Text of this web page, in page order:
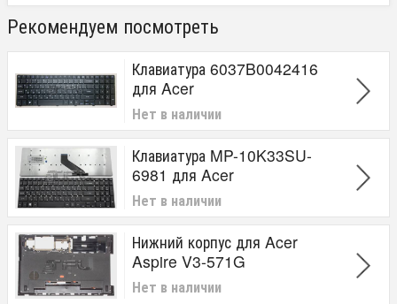
Рекомендуем посмотреть
Клавиатура 6037B0042416
для Acer
Нет в наличии
Клавиатура MP-10K33SU-
6981 для Acer
Нет в наличии
Нижний корпус для Acer
Aspire V3-571G
Нет в наличии